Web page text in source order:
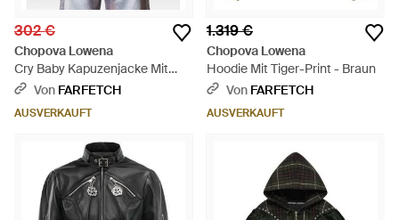
302 €
Chopova Lowena
Cry Baby Kapuzenjacke Mit
Grafischem Print - Grau
Von FARFETCH
AUSVERKAUFT
1.319 €
Chopova Lowena
Hoodie Mit Tiger-Print - Braun
Von FARFETCH
AUSVERKAUFT